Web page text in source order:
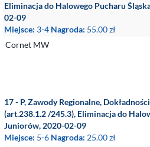
Eliminacja do Halowego Pucharu
02-09
Miejsce: 3-4 Nagroda: 55.00 zł
Cornet MW
17 - P, Zawody Regionalne,
(art.238.1.2 /245.3), Eliminacja do
Juniorów, 2020-02-09
Miejsce: 5-6 Nagroda: 25.00 zł